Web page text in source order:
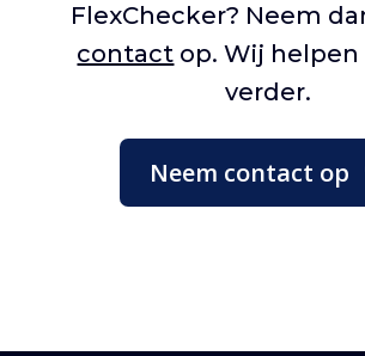
FlexChecker? Neem
contact op. Wij helpen
verder.
Neem contact op